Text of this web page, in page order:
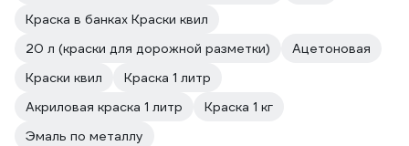
Краска в банках Краски квил
20 л (краски для дорожной разметки)
Ацетоновая
Краски квил
Краска 1 литр
Акриловая краска 1 литр
Краска 1 кг
Эмаль по металлу